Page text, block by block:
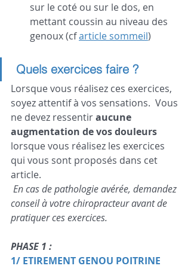
sur le coté ou sur le dos, en
mettant coussin au niveau des
genoux (cf article sommeil)
Quels exercices faire ?
Lorsque vous réalisez ces exercices,
soyez attentif à vos sensations.  Vous
ne devez ressentir aucune
augmentation de vos douleurs
lorsque vous réalisez les exercices
qui vous sont proposés dans cet
article.
conseil à votre chiropracteur avant de
pratiquer ces exercices.
PHASE 1 :
1/ ETIREMENT GENOU POITRINE